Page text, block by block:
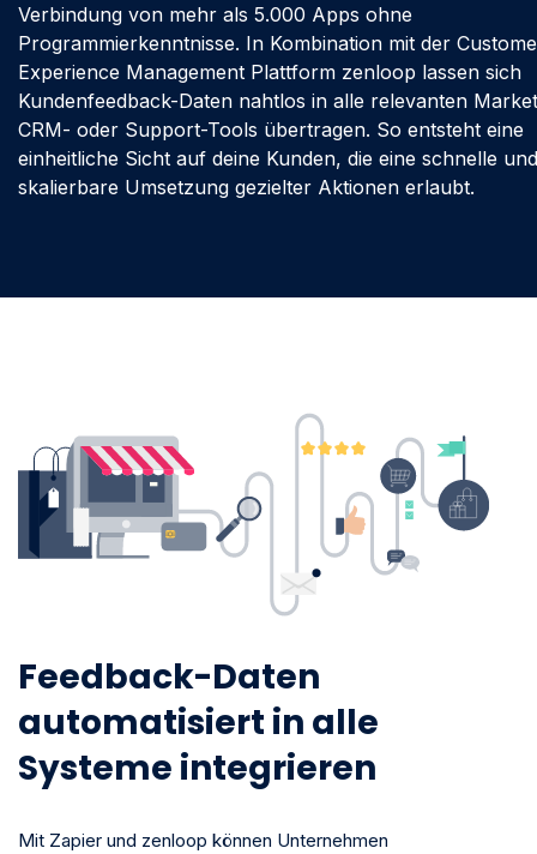
Verbindung von mehr als 5.000 Apps ohne
Programmierkenntnisse. In Kombination mit der
Experience Management Plattform zenloop lassen sich
Kundenfeedback-Daten nahtlos in alle relevanten
CRM- oder Support-Tools übertragen. So entsteht eine
einheitliche Sicht auf deine Kunden, die eine schnelle und
skalierbare Umsetzung gezielter Aktionen erlaubt.
Feedback-Daten
automatisiert in alle
Systeme integrieren
Mit Zapier und zenloop können Unternehmen